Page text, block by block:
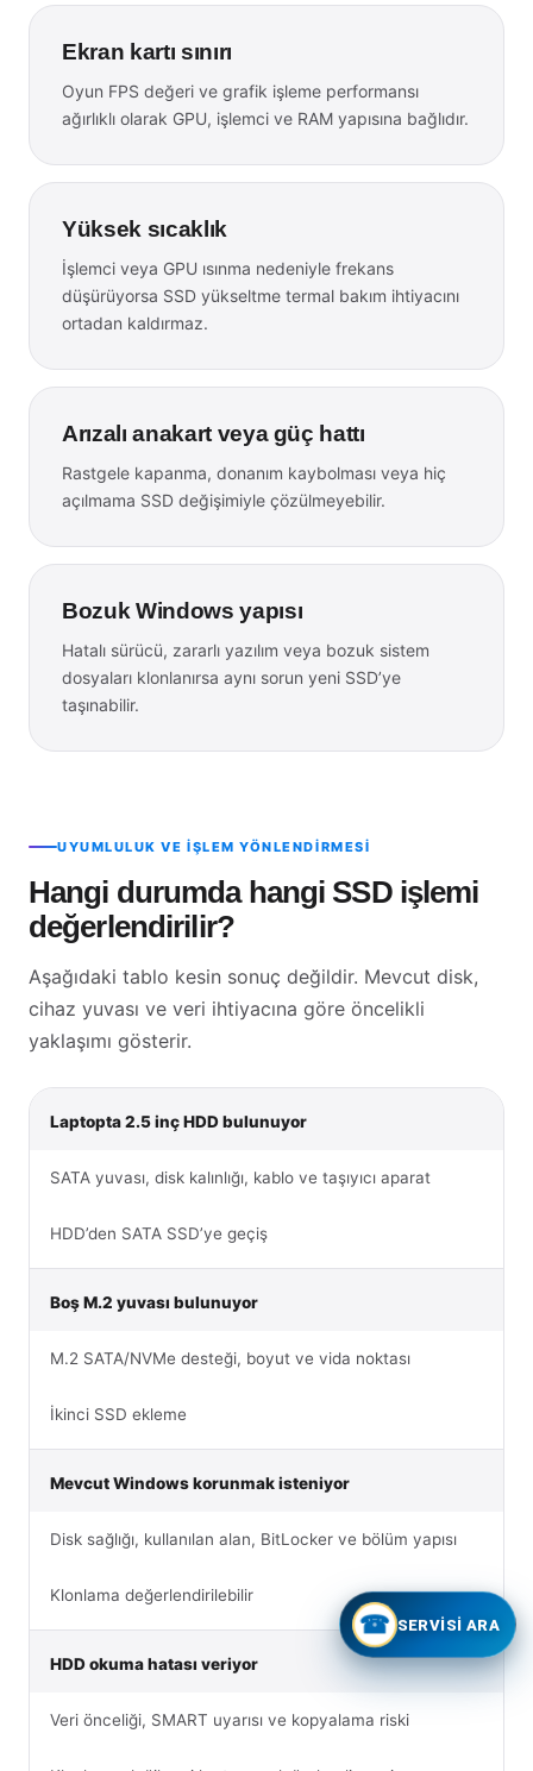
Ekran kartı sınırı
Oyun FPS değeri ve grafik işleme performansı
ağırlıklı olarak GPU, işlemci ve RAM yapısına bağlıdır.
Yüksek sıcaklık
İşlemci veya GPU ısınma nedeniyle frekans
düşürüyorsa SSD yükseltme termal bakım ihtiyacını
ortadan kaldırmaz.
Arızalı anakart veya güç hattı
Rastgele kapanma, donanım kaybolması veya hiç
açılmama SSD değişimiyle çözülmeyebilir.
Bozuk Windows yapısı
Hatalı sürücü, zararlı yazılım veya bozuk sistem
dosyaları klonlanırsa aynı sorun yeni SSD’ye
taşınabilir.
UYUMLULUK VE İŞLEM YÖNLENDIRMESI
Hangi durumda hangi SSD işlemi
değerlendirilir?
Aşağıdaki tablo kesin sonuç değildir. Mevcut disk,
cihaz yuvası ve veri ihtiyacına göre öncelikli
yaklaşımı gösterir.
Laptopta 2.5 inç HDD bulunuyor
SATA yuvası, disk kalınlığı, kablo ve taşıyıcı aparat
HDD’den SATA SSD’ye geçiş
Boş M.2 yuvası bulunuyor
M.2 SATA/NVMe desteği, boyut ve vida noktası
İkinci SSD ekleme
Mevcut Windows korunmak isteniyor
Disk sağlığı, kullanılan alan, BitLocker ve bölüm yapısı
Klonlama değerlendirilebilir
HDD okuma hatası veriyor
Veri önceliği, SMART uyarısı ve kopyalama riski
☎ SERVISI ARA